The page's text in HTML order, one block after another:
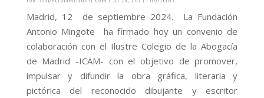
Madrid, 12 de septiembre 2024. La Fundación
Antonio Mingote ha firmado hoy un convenio de
colaboración con el Ilustre Colegio de la Abogacía
de Madrid -ICAM- con el objetivo de promover,
impulsar y difundir la obra gráfica, literaria y
pictórica del reconocido dibujante y escritor